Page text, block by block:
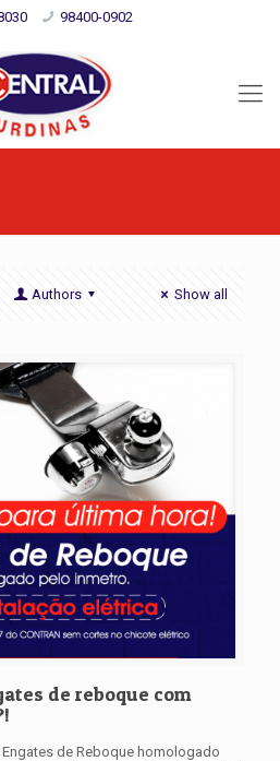
98400-0902
Authors Show all
de reboque com
de Reboque homologado